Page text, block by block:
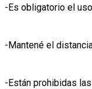
-Es obligatorio el
-Mantené el
-Están prohibidas